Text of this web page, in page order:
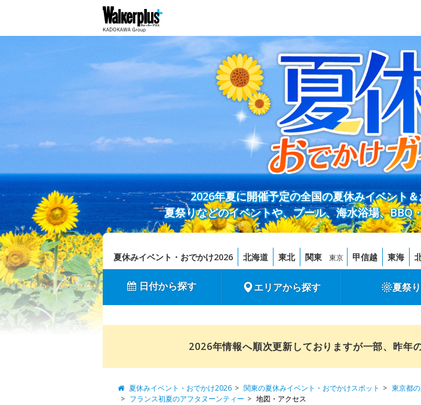
2026年夏に開催予定の全国の夏休みイベント
夏祭りなどのイベントや、プール、海水浴場、BBQ
夏休みイベント・おでかけ2026 北海道 東北 関東 東京 甲信越 東海
日付から探す エリアから探す 夏祭り
2026年情報へ順次更新しておりますが一部、昨年
夏休みイベント・おでかけ2026 関東の夏休みイベント・おでかけスポット 東京都
フランス初夏のアフタヌーンティー
地図・アクセス